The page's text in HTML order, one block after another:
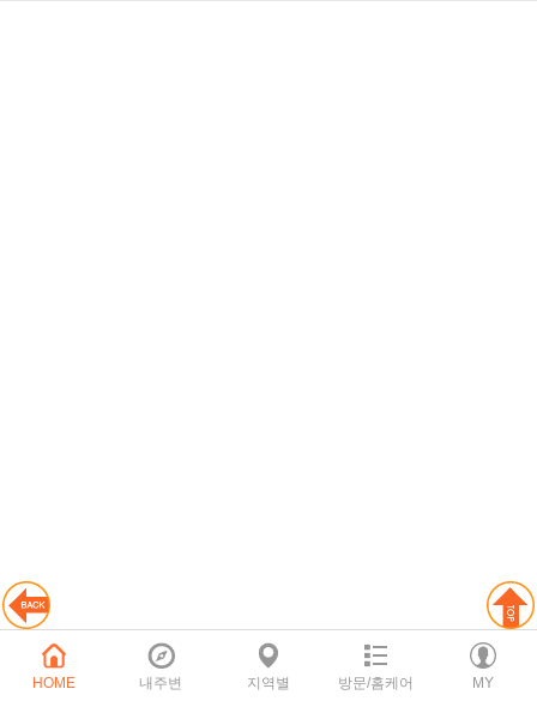
HOME 내주변 지역별 방문/홈케어 MY